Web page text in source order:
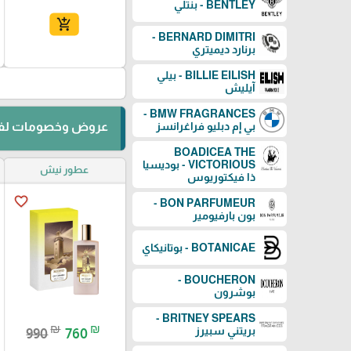
BENTLEY - بنتلي
BERNARD DIMITRI -
برنارد ديميتري
BILLIE EILISH - بيلي
آيليش
BMW FRAGRANCES -
بي إم دبليو فراغرانسز
BOADICEA THE
VICTORIOUS - بوديسيا
ذا فيكتوريوس
BON PARFUMEUR -
بون بارفيومير
BOTANICAE - بوتانيكاي
BOUCHERON -
بوشرون
BRITNEY SPEARS -
بريتني سبيرز
add_shopping_cart
عروض وخصومات
عطور نيش
favorite_border
990₪ 760 ₪